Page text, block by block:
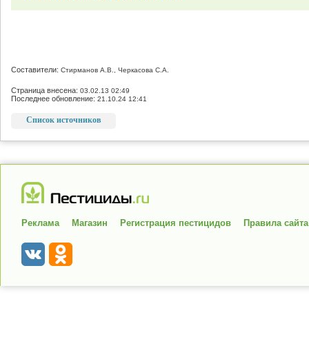
Составители: Стирманов А.В., Черкасова С.А.
Страница внесена: 03.02.13 02:49
Последнее обновление: 21.10.24 12:41
Список источников
Реклама Магазин Регистрация пестицидов Правила сайта